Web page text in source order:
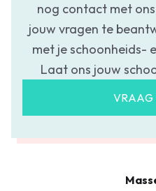
nog contact met
jouw vragen te
met je schoonheids-
Laat ons jouw